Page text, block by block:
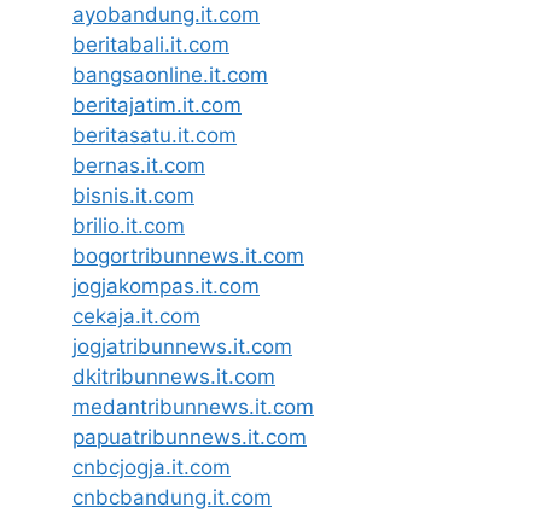
ayobandung.it.com
beritabali.it.com
bangsaonline.it.com
beritajatim.it.com
beritasatu.it.com
bernas.it.com
bisnis.it.com
brilio.it.com
bogortribunnews.it.com
jogjakompas.it.com
cekaja.it.com
jogjatribunnews.it.com
dkitribunnews.it.com
medantribunnews.it.com
papuatribunnews.it.com
cnbcjogja.it.com
cnbcbandung.it.com